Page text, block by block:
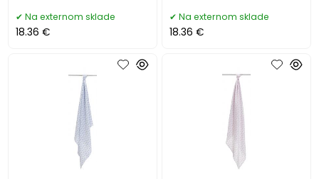
Na externom sklade
18.36 €
Na externom sklade
18.36 €